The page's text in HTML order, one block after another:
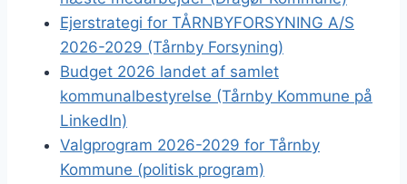
Ejerstrategi for TÅRNBYFORSYNING A/S
2026-2029 (Tårnby Forsyning)
Budget 2026 landet af samlet
kommunalbestyrelse (Tårnby Kommune på
LinkedIn)
Valgprogram 2026-2029 for Tårnby
Kommune (politisk program)